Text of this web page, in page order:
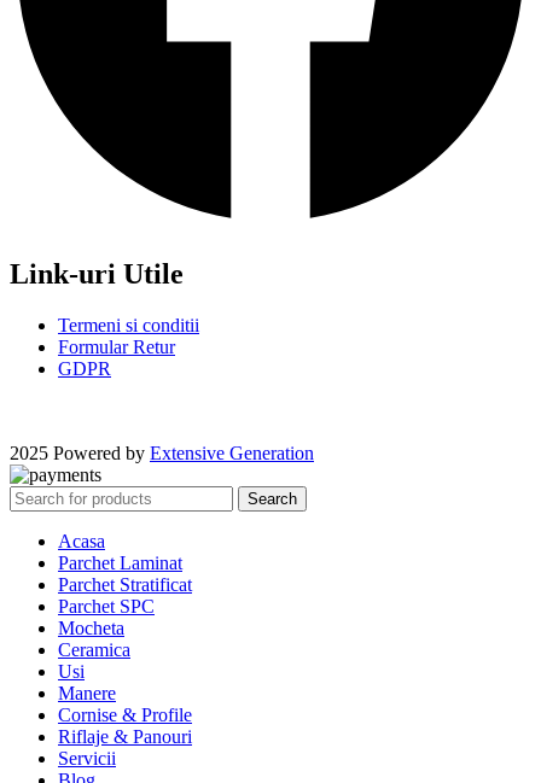
Link-uri Utile
Termeni si conditii
Formular Retur
GDPR
2025 Powered by Extensive Generation
Search
Acasa
Parchet Laminat
Parchet Stratificat
Parchet SPC
Mocheta
Ceramica
Usi
Manere
Cornise & Profile
Riflaje & Panouri
Servicii